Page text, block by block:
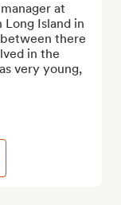
at
Island in
there
in the
very young,